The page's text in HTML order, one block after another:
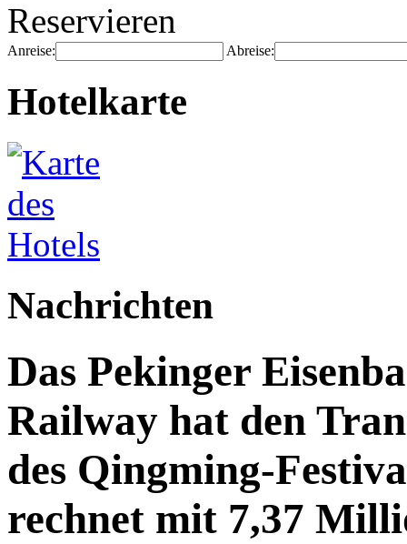
Reservieren
Anreise: Abreise:
Hotelkarte
Nachrichten
Das Pekinger
Railway hat den
des Qingming-
rechnet mit 7,37